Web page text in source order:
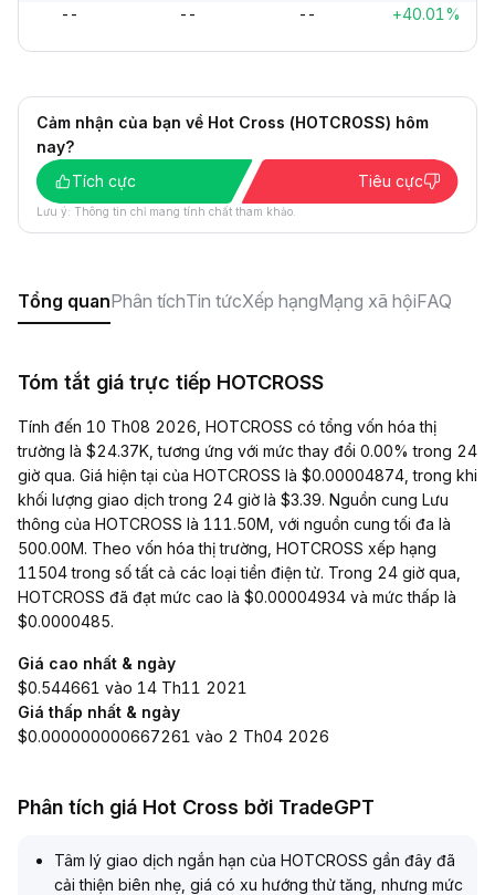
-- -- -- +40.01%
Cảm nhận của bạn về Hot Cross (HOTCROSS) hôm
nay?
Tích cực
Tiêu cực
Lưu ý: Thông tin chỉ mang tính chất tham khảo.
Tổng quanPhân tíchTin tứcXếp hạngMạng xã hộiFAQ
Tóm tắt giá trực tiếp HOTCROSS
Tính đến 10 Th08 2026, HOTCROSS có tổng vốn hóa thị
trường là $24.37K, tương ứng với mức thay đổi 0.00% trong 24
giờ qua. Giá hiện tại của HOTCROSS là $0.00004874, trong khi
khối lượng giao dịch trong 24 giờ là $3.39. Nguồn cung Lưu
thông của HOTCROSS là 111.50M, với nguồn cung tối đa là
500.00M. Theo vốn hóa thị trường, HOTCROSS xếp hạng
11504 trong số tất cả các loại tiền điện tử. Trong 24 giờ qua,
HOTCROSS đã đạt mức cao là $0.00004934 và mức thấp là
$0.0000485.
Giá cao nhất & ngày
$0.544661 vào 14 Th11 2021
Giá thấp nhất & ngày
$0.000000000667261 vào 2 Th04 2026
Phân tích giá Hot Cross bởi TradeGPT
Tâm lý giao dịch ngắn hạn của HOTCROSS gần đây đã
cải thiện biên nhẹ, giá có xu hướng thử tăng, nhưng mức